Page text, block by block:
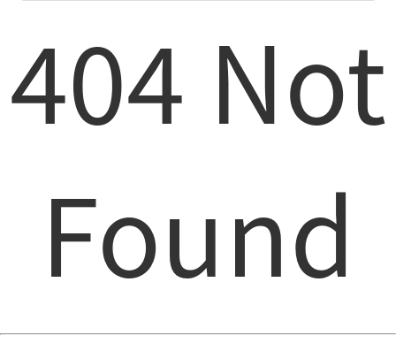
404 Not
Found